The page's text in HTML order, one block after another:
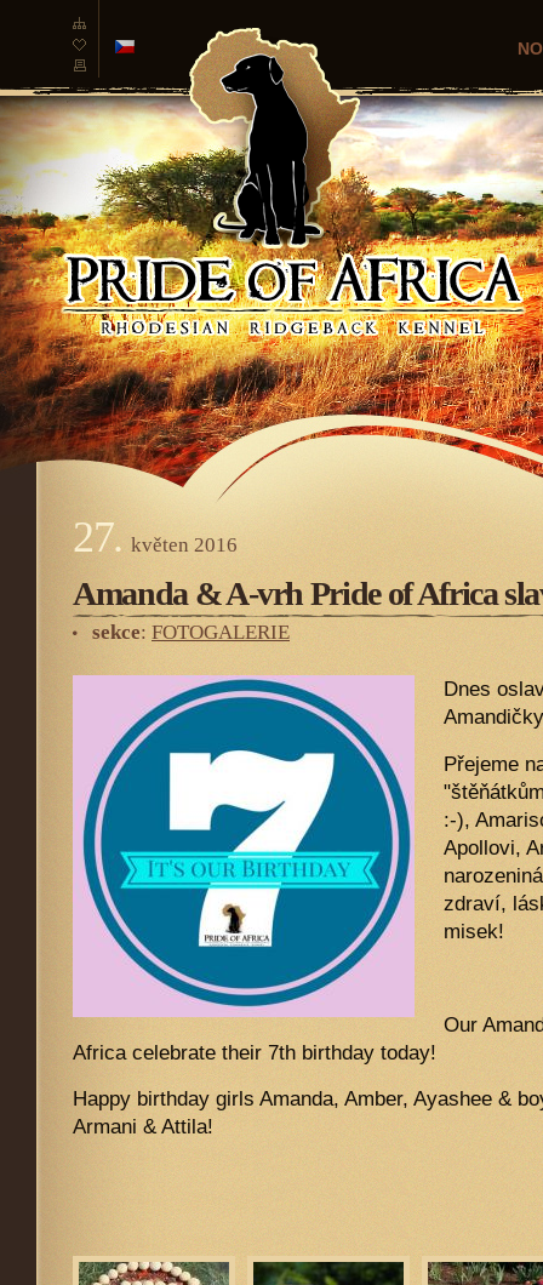
česká
27.květen 2016
Amanda & A-vrh Pride of Africa
sekce: FOTOGALERIE
Dnes
Přejeme
:-),
Apollovi,
zdraví,
misek!
Our
Africa celebrate their 7th birthday today!
Happy birthday girls Amanda, Amber, Ayashee &
Armani & Attila!